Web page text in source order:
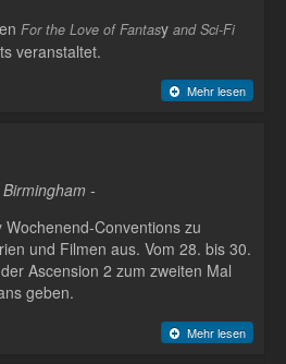
For the Love of Fantasy and Sci-Fi
veranstaltet.
Mehr lesen
-
Conventions zu
und Filmen aus. Vom 28. bis 30.
Ascension 2 zum zweiten Mal
geben.
Mehr lesen